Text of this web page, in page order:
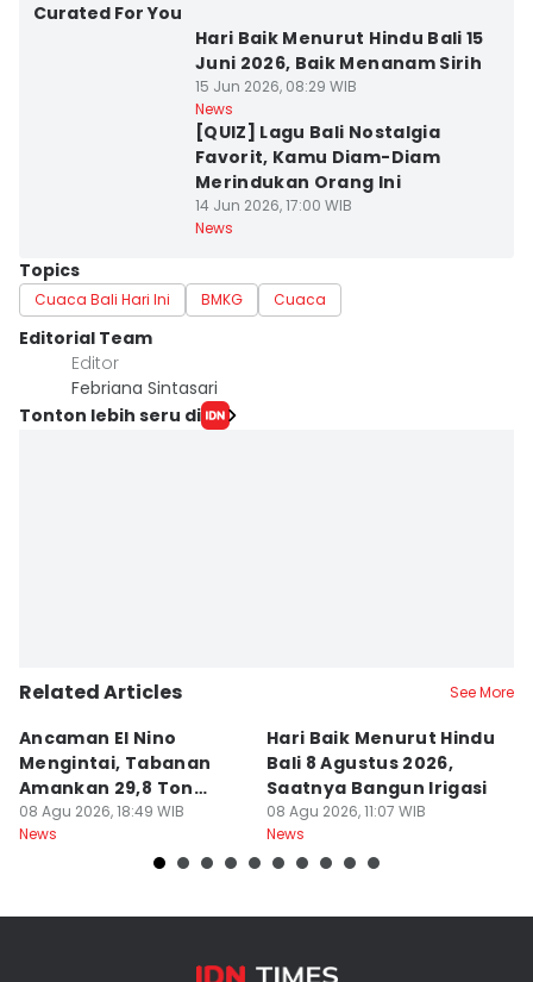
Curated For You
Hari Baik Menurut Hindu Bali 15
Juni 2026, Baik Menanam Sirih
15 Jun 2026, 08:29 WIB
News
[QUIZ] Lagu Bali Nostalgia
Favorit, Kamu Diam-Diam
Merindukan Orang Ini
14 Jun 2026, 17:00 WIB
News
Topics
Cuaca Bali Hari Ini BMKG Cuaca
Editorial Team
Editor
Febriana Sintasari
Tonton lebih seru di
Related Articles See More
Ancaman El Nino
Mengintai, Tabanan
Amankan 29,8 Ton
Beras
08 Agu 2026, 18:49 WIB
News
Hari Baik Menurut Hindu
Bali 8 Agustus 2026,
Saatnya Bangun Irigasi
08 Agu 2026, 11:07 WIB
News